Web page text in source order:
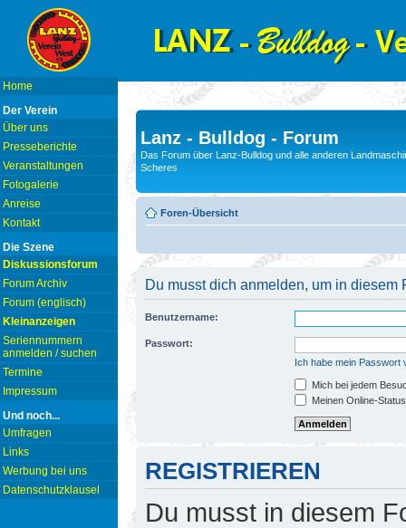
Home
Der Verein
Über uns
Presseberichte
Veranstaltungen
Fotogalerie
Anreise
Kontakt
Die Szene
Diskussionsforum
Forum Archiv
Forum (englisch)
Kleinanzeigen
Seriennummern
anmelden / suchen
Termine
Impressum
Und noch...
Umfragen
Links
Werbung bei uns
Datenschutzklausel
Lanz - Bulldog - Forum
Das Forum über Lanz-Bulldog und alle anderen
Scheres
Foren-Übersicht
Du musst dich anmelden, um in diesem
Benutzername:
Passwort:
Ich habe mein Passwort
Mich bei jedem
Meinen Online-
REGISTRIEREN
Du musst in diesem